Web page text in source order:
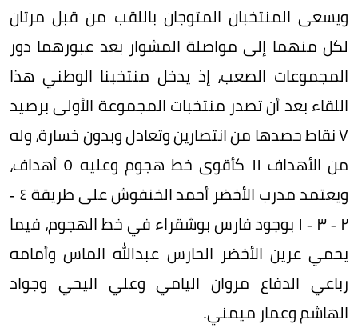
ويسعى المنتخبان المتوجان باللقب من قبل مرتان
لكل منهما إلى مواصلة المشوار بعد عبورهما دور
المجموعات الصعب، إذ يدخل منتخبنا الوطني هذا
اللقاء بعد أن تصدر منتخبات المجموعة اﻷولى برصيد
٧ نقاط حصدها من انتصارين وتعادل وبدون خسارة، وله
من اﻷهداف ١١ كأقوى خط هجوم وعليه ٥ أهداف،
ويعتمد مدرب اﻷخضر أحمد الخنفوش على طريقة ٤ -
٢ - ٣ - ١ بوجود فارس بوشقراء في خط الهجوم، فيما
يحمي عرين اﻷخضر الحارس عبدالله الماس وأمامه
رباعي الدفاع مروان اليامي وعلي اليحي وجواد
الهاشم وعمار ميمني.